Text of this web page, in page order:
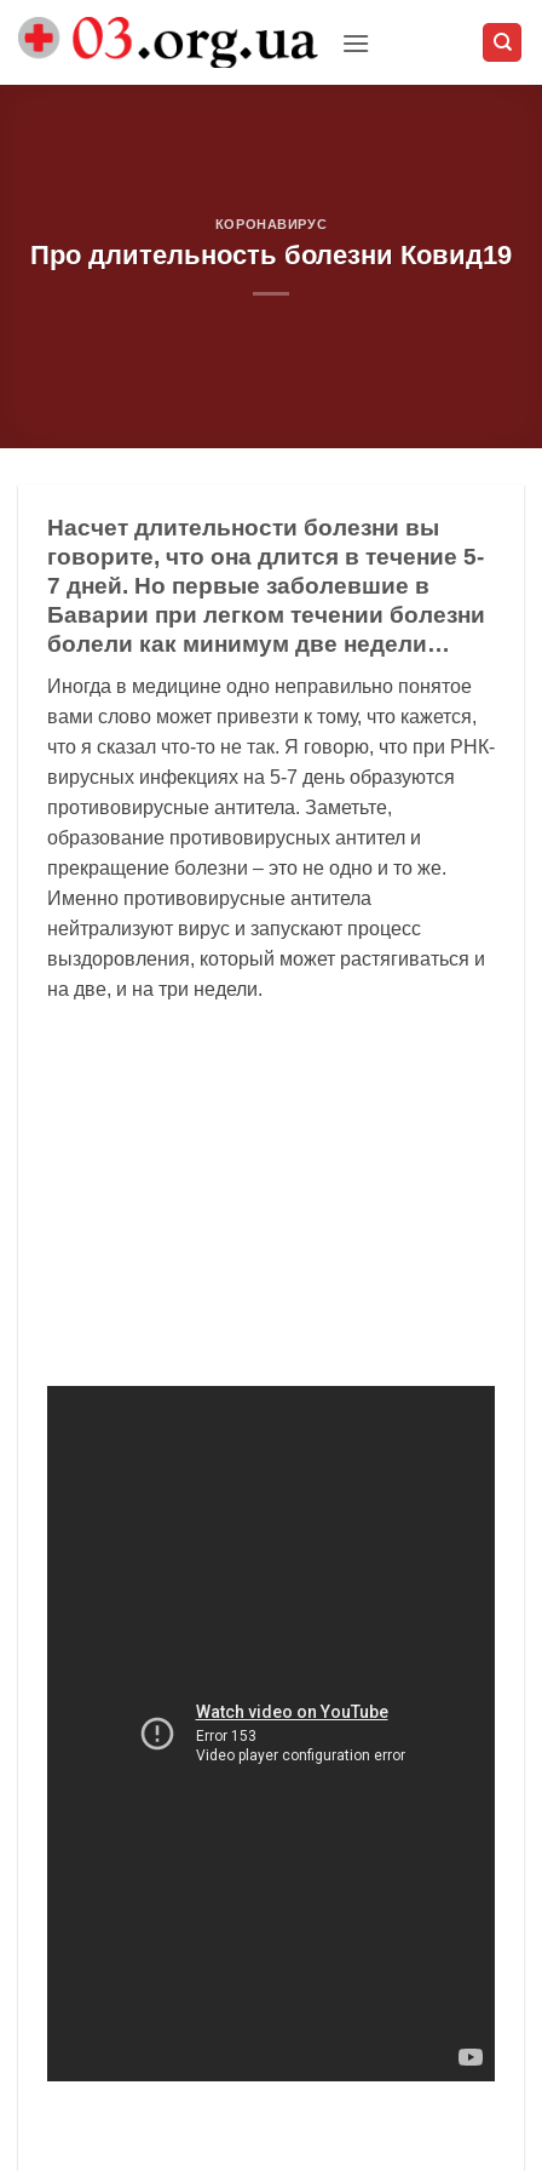
Skip
КОРОНАВИРУС
Про длительность болезни Ковид19
Насчет длительности болезни вы
говорите, что она длится в течение 5-
7 дней. Но первые заболевшие в
Баварии при легком течении болезни
болели как минимум две недели…
Иногда в медицине одно неправильно понятое
вами слово может привезти к тому, что кажется,
что я сказал что-то не так. Я говорю, что при РНК-
вирусных инфекциях на 5-7 день образуются
противовирусные антитела. Заметьте,
образование противовирусных антител и
прекращение болезни – это не одно и то же.
Именно противовирусные антитела
нейтрализуют вирус и запускают процесс
выздоровления, который может растягиваться и
на две, и на три недели.